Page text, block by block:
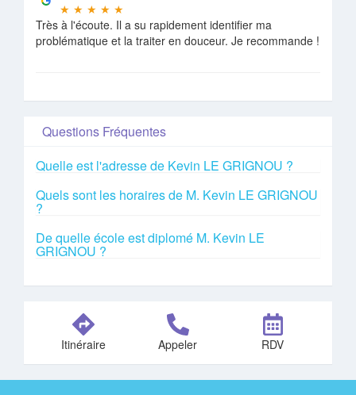
★ ★ ★ ★ ★
Très à l'écoute. Il a su rapidement identifier ma
problématique et la traiter en douceur. Je recommande !
Questions Fréquentes
Quelle est l'adresse de Kevin LE GRIGNOU ?
Quels sont les horaires de M. Kevin LE GRIGNOU
?
De quelle école est diplomé M. Kevin LE
GRIGNOU ?
Itinéraire Appeler RDV